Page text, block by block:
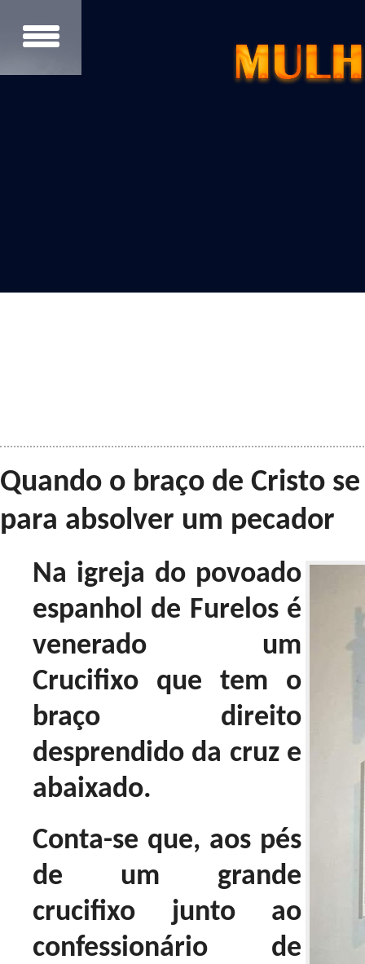
Quando o braço de Cristo
para absolver um pecador
Na igreja do povoado
espanhol de Furelos é
venerado um
Crucifixo que tem o
braço direito
desprendido da cruz e
abaixado.
Conta-se que, aos pés
de um grande
crucifixo junto ao
confessionário de